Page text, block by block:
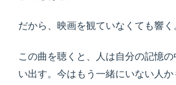
だから、映画を観ていなくても響く
この曲を聴くと、人は自分の記憶
い出す。今はもう一緒にいない人